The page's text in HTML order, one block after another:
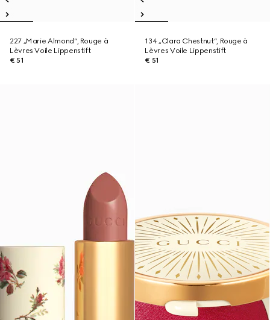
227 „Marie Almond“, Rouge à
Lèvres Voile Lippenstift
€ 51
134 „Clara Chestnut“, Rouge à
Lèvres Voile Lippenstift
€ 51